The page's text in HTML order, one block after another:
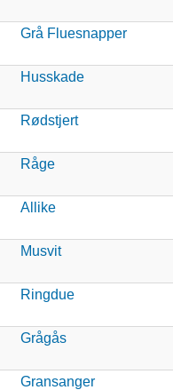
Grå Fluesnapper
Husskade
Rødstjert
Råge
Allike
Musvit
Ringdue
Grågås
Gransanger